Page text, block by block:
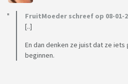
FruitMoeder schreef op 08-01-
[..]
En dan denken ze juist dat ze
beginnen.